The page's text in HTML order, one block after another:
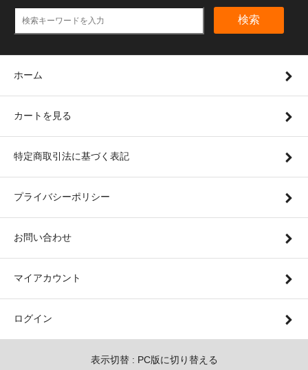
検索
ホーム
カートを見る
特定商取引法に基づく表記
プライバシーポリシー
お問い合わせ
マイアカウント
ログイン
表示切替 : PC版に切り替える